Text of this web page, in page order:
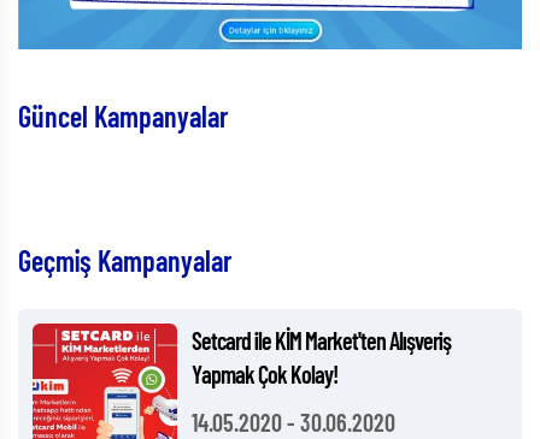
Güncel Kampanyalar
Geçmiş Kampanyalar
Setcard ile KİM Market'ten Alışveriş
Yapmak Çok Kolay!
14.05.2020- 30.06.2020